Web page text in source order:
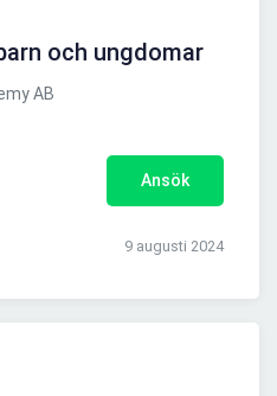
och ungdomar
AB
Ansök
9 augusti 2024